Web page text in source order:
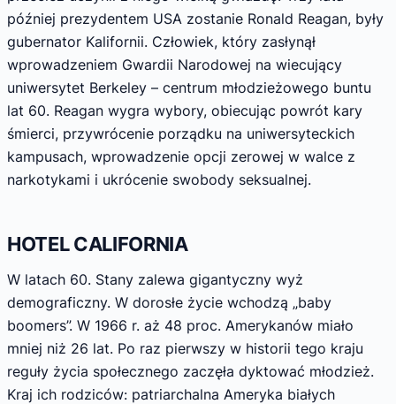
później prezydentem USA zostanie Ronald Reagan, były
gubernator Kalifornii. Człowiek, który zasłynął
wprowadzeniem Gwardii Narodowej na wiecujący
uniwersytet Berkeley – centrum młodzieżowego buntu
lat 60. Reagan wygra wybory, obiecując powrót kary
śmierci, przywrócenie porządku na uniwersyteckich
kampusach, wprowadzenie opcji zerowej w walce z
narkotykami i ukrócenie swobody seksualnej.
HOTEL CALIFORNIA
W latach 60. Stany zalewa gigantyczny wyż
demograficzny. W dorosłe życie wchodzą „baby
boomers”. W 1966 r. aż 48 proc. Amerykanów miało
mniej niż 26 lat. Po raz pierwszy w historii tego kraju
reguły życia społecznego zaczęła dyktować młodzież.
Kraj ich rodziców: patriarchalna Ameryka białych